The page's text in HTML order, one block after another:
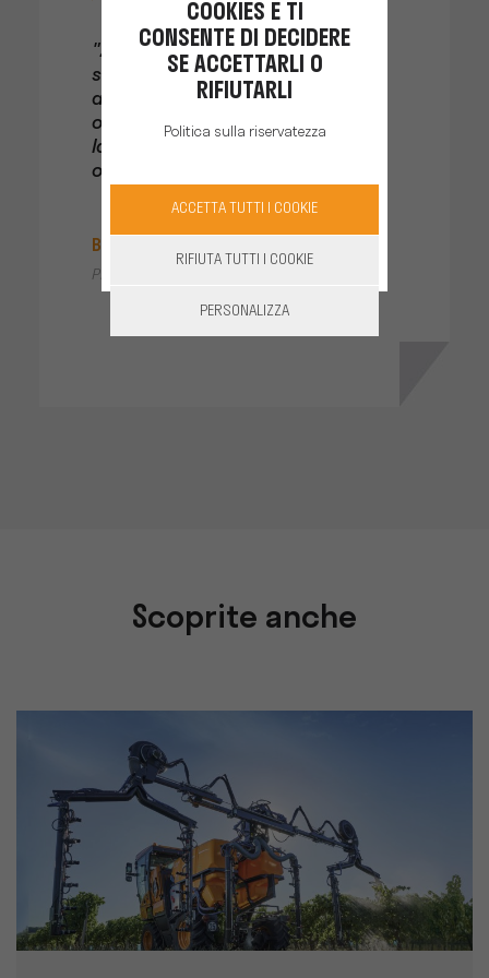
"22 dei nostri 26 vettori PELLENC
sono dotati di bracci
anteriori/porta-zavorre, che ne
ottimizzano lo smorzamento:
lavorano ciascuno tra 700 e 800
ore all'anno."
Benjamin BANTON,
Prestazioni vitivinicole BANTON &
Scoprite anche
COOKIES E TI
CONSENTE DI DECIDERE
SE ACCETTARLI O
RIFIUTARLI
Politica sulla riservatezza
ACCETTA TUTTI I COOKIE
RIFIUTA TUTTI I COOKIE
PERSONALIZZA